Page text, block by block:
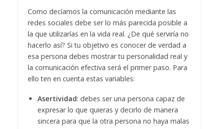
Como decíamos la comunicación mediante las
redes sociales debe ser lo más parecida posible a
la que utilizarías en la vida real. ¿De qué serviría no
hacerlo así? Si tu objetivo es conocer de verdad a
esa persona debes mostrar tu personalidad real y
la comunicación efectiva será el primer paso. Para
ello ten en cuenta estas variables:
Asertividad: debes ser una persona capaz de
expresar lo que quieras y decirlo de manera
sincera para que la otra persona no haya malas